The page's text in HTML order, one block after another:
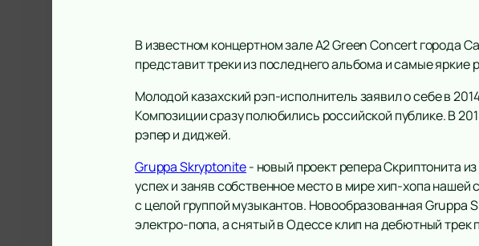
В известном концертном зале А2 Green Concert города
представит треки из последнего альбома и самые
Молодой казахский рэп-исполнитель заявил о себе в
Композиции сразу полюбились российской публике. В
рэпер и диджей.
Gruppa Skryptonite- новый проект репера Скриптонита
успех и заняв собственное место в мире хип-хопа нашей
с целой группой музыкантов. Новообразованная
электро-попа, а снятый в Одессе клип на дебютный